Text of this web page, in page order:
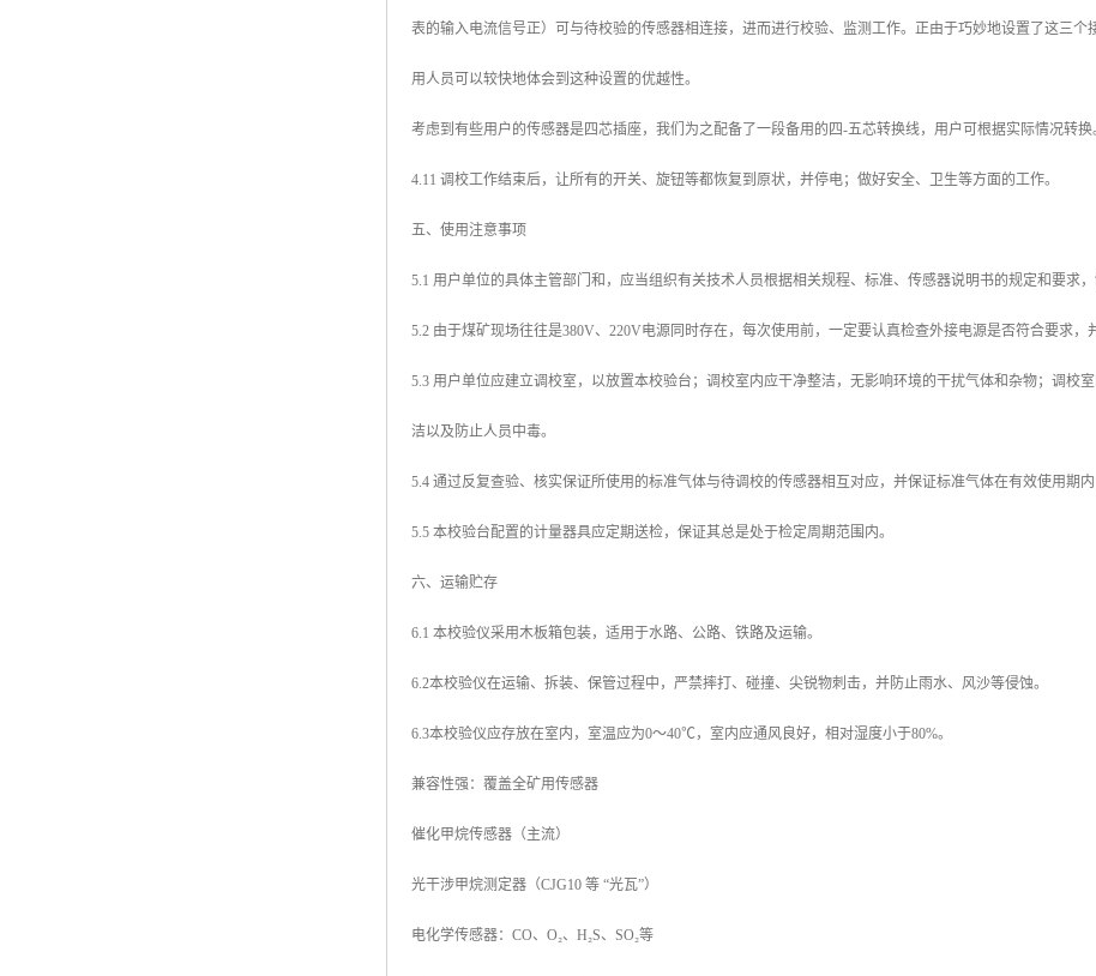
表的输入电流信号正）可与待校验的传感器相连接，进而进行校验、监测工作。正由于巧妙地设置了这三
用人员可以较快地体会到这种设置的优越性。
考虑到有些用户的传感器是四芯插座，我们为之配备了一段备用的四-五芯转换线，用户可根据实际情况转换
4.11 调校工作结束后，让所有的开关、旋钮等都恢复到原状，并停电；做好安全、卫生等方面的工作。
五、使用注意事项
5.1 用户单位的具体主管部门和，应当组织有关技术人员根据相关规程、标准、传感器说明书的规定和要求
5.2 由于煤矿现场往往是380V、220V电源同时存在，每次使用前，一定要认真检查外接电源是否符合要求，
5.3 用户单位应建立调校室，以放置本校验台；调校室内应干净整洁，无影响环境的干扰气体和杂物；调校
洁以及防止人员中毒。
5.4 通过反复查验、核实保证所使用的标准气体与待调校的传感器相互对应，并保证标准气体在有效使用期
5.5 本校验台配置的计量器具应定期送检，保证其总是处于检定周期范围内。
六、运输贮存
6.1 本校验仪采用木板箱包装，适用于水路、公路、铁路及运输。
6.2本校验仪在运输、拆装、保管过程中，严禁摔打、碰撞、尖锐物刺击，并防止雨水、风沙等侵蚀。
6.3本校验仪应存放在室内，室温应为0～40℃，室内应通风良好，相对湿度小于80%。
兼容性强：覆盖全矿用传感器
催化甲烷传感器（主流）
光干涉甲烷测定器（CJG10 等 “光瓦”）
电化学传感器：CO、O₂、H₂S、SO₂等